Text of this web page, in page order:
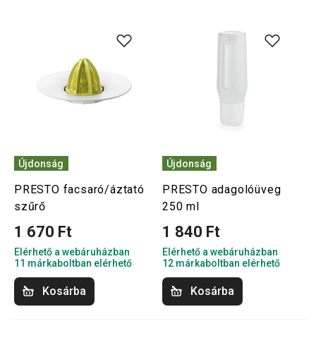
Újdonság
PRESTO facsaró/áztató
szűrő
1 670 Ft
Elérhető a webáruházban
11 márkaboltban elérhető
Kosárba
Újdonság
PRESTO adagolóüveg
250 ml
1 840 Ft
Elérhető a webáruházban
12 márkaboltban elérhető
Kosárba